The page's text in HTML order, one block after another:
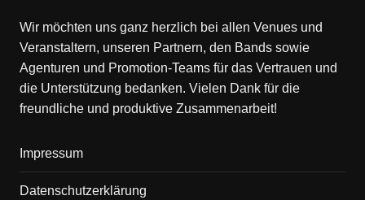
Wir möchten uns ganz herzlich bei allen Venues und
Veranstaltern, unseren Partnern, den Bands sowie
Agenturen und Promotion-Teams für das Vertrauen und
die Unterstützung bedanken. Vielen Dank für die
freundliche und produktive Zusammenarbeit!
Impressum
Datenschutzerklärung